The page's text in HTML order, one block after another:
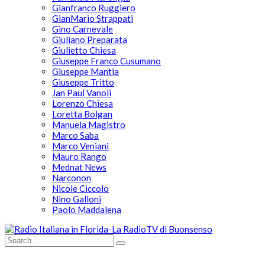
Gianfranco Ruggiero
GianMario Strappati
Gino Carnevale
Giuliano Preparata
Giulietto Chiesa
Giuseppe Franco Cusumano
Giuseppe Mantia
Giuseppe Tritto
Jan Paul Vanoli
Lorenzo Chiesa
Loretta Bolgan
Manuela Magistro
Marco Saba
Marco Veniani
Mauro Rango
Mednat News
Narconon
Nicole Ciccolo
Nino Galloni
Paolo Maddalena